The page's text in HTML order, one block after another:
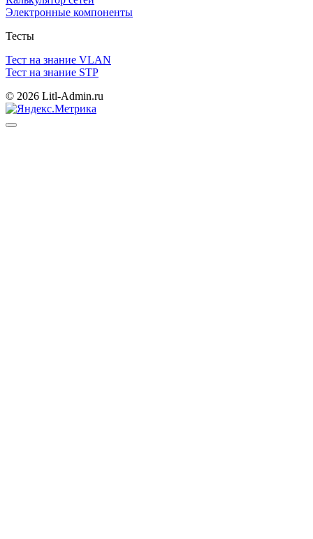
Электронные компоненты
Тесты
Тест на знание VLAN
Тест на знание STP
© 2026 Litl-Admin.ru